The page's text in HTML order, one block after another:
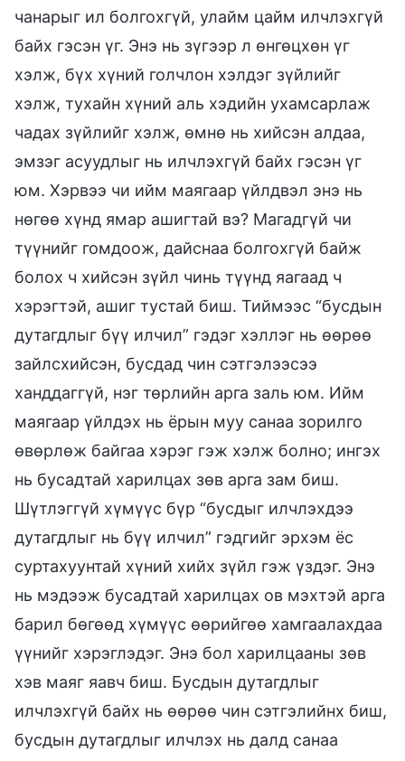
чанарыг ил болгохгүй, улайм цайм илчлэхгүй
байх гэсэн үг. Энэ нь зүгээр л өнгөцхөн үг
хэлж, бүх хүний голчлон хэлдэг зүйлийг
хэлж, тухайн хүний аль хэдийн ухамсарлаж
чадах зүйлийг хэлж, өмнө нь хийсэн алдаа,
эмзэг асуудлыг нь илчлэхгүй байх гэсэн үг
юм. Хэрвээ чи ийм маягаар үйлдвэл энэ нь
нөгөө хүнд ямар ашигтай вэ? Магадгүй чи
түүнийг гомдоож, дайснаа болгохгүй байж
болох ч хийсэн зүйл чинь түүнд яагаад ч
хэрэгтэй, ашиг тустай биш. Тиймээс “бусдын
дутагдлыг бүү илчил” гэдэг хэллэг нь өөрөө
зайлсхийсэн, бусдад чин сэтгэлээсээ
ханддаггүй, нэг төрлийн арга заль юм. Ийм
маягаар үйлдэх нь ёрын муу санаа зорилго
өвөрлөж байгаа хэрэг гэж хэлж болно; ингэх
нь бусадтай харилцах зөв арга зам биш.
Шүтлэггүй хүмүүс бүр “бусдыг илчлэхдээ
дутагдлыг нь бүү илчил” гэдгийг эрхэм ёс
суртахуунтай хүний хийх зүйл гэж үздэг. Энэ
нь мэдээж бусадтай харилцах ов мэхтэй арга
барил бөгөөд хүмүүс өөрийгөө хамгаалахдаа
үүнийг хэрэглэдэг. Энэ бол харилцааны зөв
хэв маяг яавч биш. Бусдын дутагдлыг
илчлэхгүй байх нь өөрөө чин сэтгэлийнх биш,
бусдын дутагдлыг илчлэх нь далд санаа